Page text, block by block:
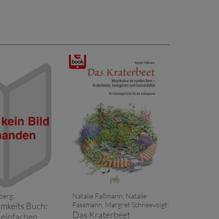
Buch:
Digitalprodukt
/ E-
Natalie Faßmann, Natalie
Fassmann, Margret Schneevoigt:
Das Kraterbeet